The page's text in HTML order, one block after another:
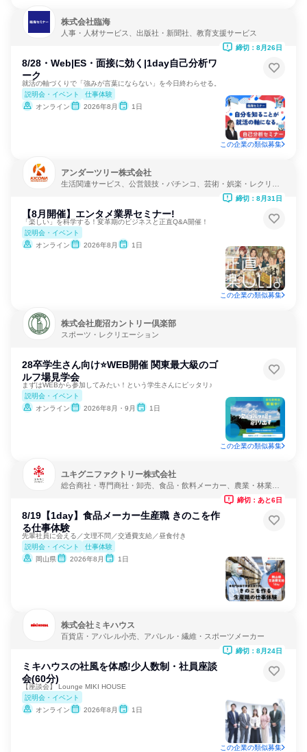
株式会社臨海
人事・人材サービス、出版社・新聞社、教育支援サービス
8/28・Web|ES・面接に効く|1day自己分析ワ
ーク
就活の軸づくりで「強みが言葉にならない」を今日終わらせる。
説明会・イベント
仕事体験
オンライン
2026年8月 1日
締切：8月26日
この企業の類似募集
アンダーツリー株式会社
生活関連サービス、公営競技・パチンコ、芸術・娯楽・レクリエ
【8月開催】エンタメ業界セミナー!
「楽しい」を科学する！変革期のビジネスと正直Q&A開催！
説明会・イベント
オンライン
2026年8月 1日
締切：8月31日
この企業の類似募集
株式会社鹿沼カントリー倶楽部
スポーツ・レクリエーション
28卒学生さん向け⭐WEB開催 関東最大級のゴ
ルフ場見学会
まずはWEBから参加してみたい！という学生さんにピッタリ♪
説明会・イベント
オンライン
2026年8月・9月 1日
この企業の類似募集
ユキグニファクトリー株式会社
総合商社・専門商社・卸売、食品・飲料メーカー、農業・林業・
8/19【1day】食品メーカー生産職 きのこを作
る仕事体験
先輩社員に会える／文理不問／交通費支給／昼食付き
説明会・イベント
仕事体験
岡山県
2026年8月 1日
締切：あと6日
株式会社ミキハウス
百貨店・アパレル小売、アパレル・繊維・スポーツメーカー
ミキハウスの社風を体感!少人数制・社員座談
会(60分)
【座談会】 Lounge MIKI HOUSE
説明会・イベント
オンライン
2026年8月 1日
締切：8月24日
この企業の類似募集